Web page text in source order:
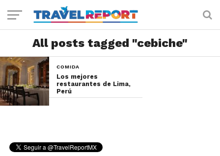
All posts tagged "cebiche"
COMIDA
Los mejores
restaurantes de Lima,
Perú